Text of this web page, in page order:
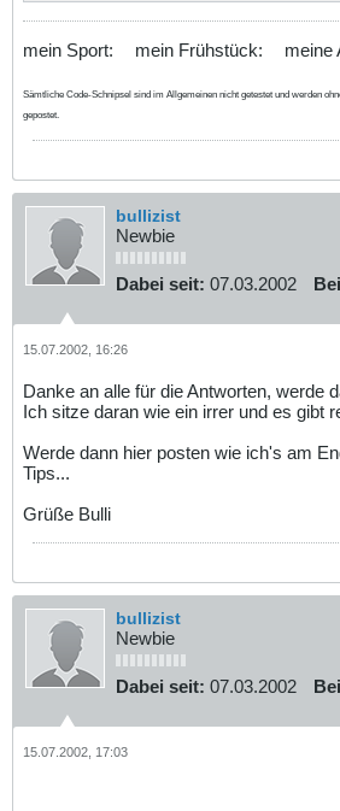
mein Sport: mein Frühstück: meine
Sämtliche Code-Schnipsel sind im Allgemeinen nicht getestet und werden
gepostet.
bullizist
Newbie
Dabei seit: 07.03.2002
15.07.2002, 16:26
Danke an alle für die Antworten, werde
Ich sitze daran wie ein irrer und es gibt
Werde dann hier posten wie ich's am
Tips...
Grüße Bulli
bullizist
Newbie
Dabei seit: 07.03.2002
15.07.2002, 17:03